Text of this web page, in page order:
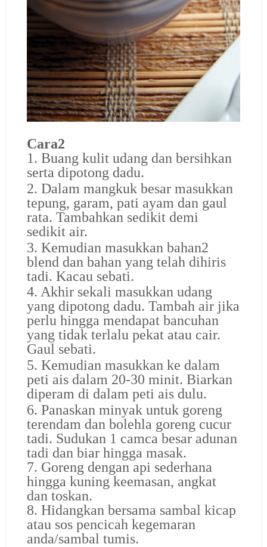
Cara2
1. Buang kulit udang dan bersihkan
serta dipotong dadu.
2. Dalam mangkuk besar masukkan
tepung, garam, pati ayam dan gaul
rata. Tambahkan sedikit demi
sedikit air.
3. Kemudian masukkan bahan2
blend dan bahan yang telah dihiris
tadi. Kacau sebati.
4. Akhir sekali masukkan udang
yang dipotong dadu. Tambah air jika
perlu hingga mendapat bancuhan
yang tidak terlalu pekat atau cair.
Gaul sebati.
5. Kemudian masukkan ke dalam
peti ais dalam 20-30 minit. Biarkan
diperam di dalam peti ais dulu.
6. Panaskan minyak untuk goreng
terendam dan bolehla goreng cucur
tadi. Sudukan 1 camca besar adunan
tadi dan biar hingga masak.
7. Goreng dengan api sederhana
hingga kuning keemasan, angkat
dan toskan.
8. Hidangkan bersama sambal kicap
atau sos pencicah kegemaran
anda/sambal tumis.